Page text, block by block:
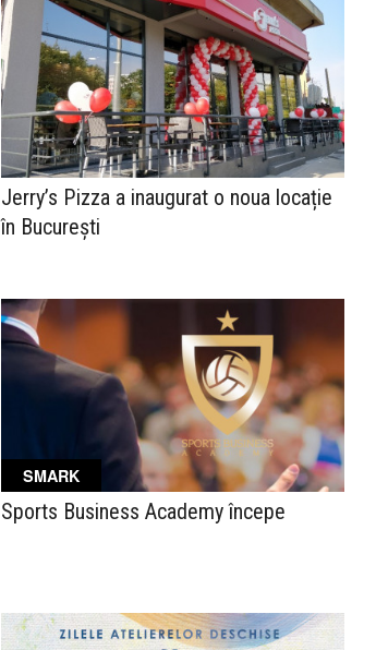
Jerry’s Pizza a inaugurat o noua locație
în București
SMARK
Sports Business Academy începe